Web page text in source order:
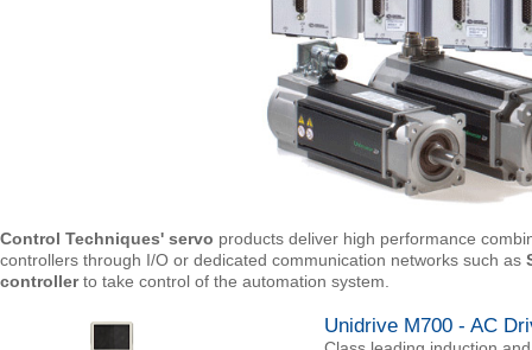
Control Techniques' servo products deliver high performance
controllers through I/O or dedicated communication networks such as
controllerto take control of the automation system.
Unidrive M700 - AC